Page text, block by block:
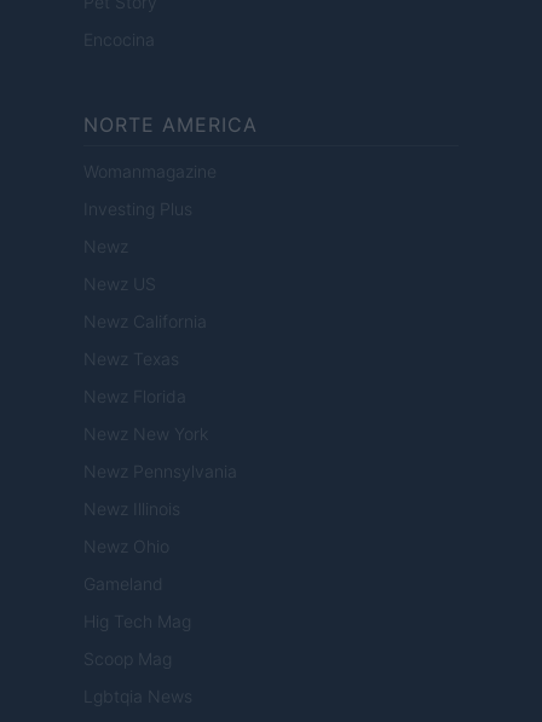
Encocina
NORTE AMERICA
Womanmagazine
Investing Plus
Newz
Newz US
Newz California
Newz Texas
Newz Florida
Newz New York
Newz Pennsylvania
Newz Illinois
Newz Ohio
Gameland
Hig Tech Mag
Scoop Mag
Lgbtqia News